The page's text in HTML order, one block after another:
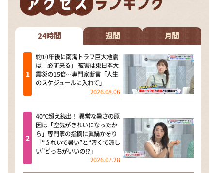
24時間 週間 月間
約10年後に南海トラフ巨大地震
は「必ず来る」 被害は東日本大
震災の15倍…専門家断言「人生
のスケジュールに入れて」
2026.08.06
40℃超え続出！ 異常な暑さの原
因は「空気がきれいになったか
ら」専門家の指摘に眞鍋かをり
「“きれいで暑い”と“汚くて涼し
い”どっちがいいの!?」
2026.07.28